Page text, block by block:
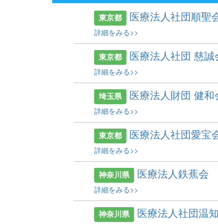
東京都 医療法人社団順
詳細をみる>>
東京都 医療法人社団 慈
詳細をみる>>
埼玉県 医療法人財団 健
詳細をみる>>
東京都 医療法人社団愛
詳細をみる>>
神奈川県 医療法人鉄蕉会
詳細をみる>>
神奈川県 医療法人社団温